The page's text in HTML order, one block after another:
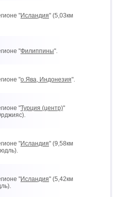
"Исландия" (5,03км
"Филиппины".
"о.Ява, Индонезия".
"Турция (центр)"
"Исландия" (9,58км
"Исландия" (5,42км